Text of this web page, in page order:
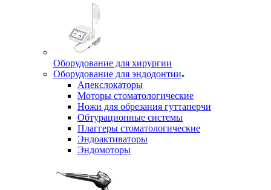
Оборудование для хирургии
Оборудование для эндодонтии
Апекслокаторы
Моторы стоматологические
Ножи для обрезания гуттаперчи
Обтурационные системы
Плаггеры стоматологические
Эндоактиваторы
Эндомоторы